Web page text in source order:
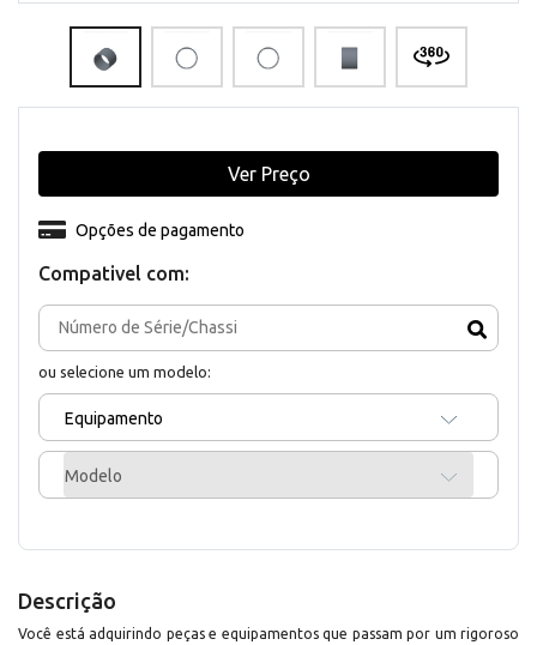
Compativel com:
ou selecione um modelo:
Equipamento
Modelo
Opções de pagamento
Ver Preço
Descrição
Você está adquirindo peças e equipamentos que passam por um rigoroso